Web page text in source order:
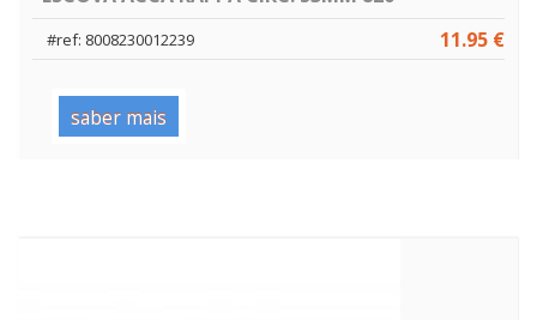
11.95 €
#ref: 8008230012239
saber mais